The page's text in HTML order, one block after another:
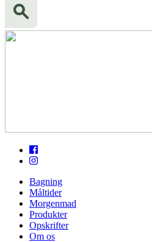
Bagning
Måltider
Morgenmad
Produkter
Opskrifter
Om os